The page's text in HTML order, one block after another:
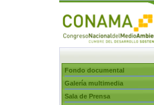
Fondo documental
Galería multimedia
Sala de Prensa